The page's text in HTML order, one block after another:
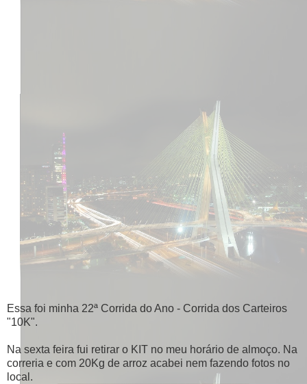
Essa foi minha 22ª Corrida do Ano - Corrida dos Carteiros
"10K".
Na sexta feira fui retirar o KIT no meu horário de almoço. Na
correria e com 20Kg de arroz acabei nem fazendo fotos no
local.